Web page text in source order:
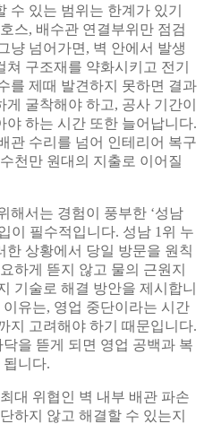
수 있는 범위는 한계가 있기
스, 배수관 연결부위만 점검
냥 넘어가면, 벽 안에서 발생
구조재를 약화시키고 전기
를 제때 발견하지 못하면 결과
굴착해야 하고, 공사 기간이
야 하는 시간 또한 늘어납니다.
관 수리를 넘어 인테리어 복구
천만 원대의 지출로 이어질
해서는 경험이 풍부한 ‘성남
이 필수적입니다. 성남 1위 누
상황에서 당일 방문을 원칙
하게 뜯지 않고 물의 근원지
기술로 해결 방안을 제시합니
유는, 영업 중단이라는 시간
지 고려해야 하기 때문입니다.
을 뜯게 되면 영업 공백과 복
니다.
대 위협인 벽 내부 배관 파손
하지 않고 해결할 수 있는지